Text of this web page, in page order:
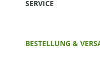
SERVICE
BESTELLUNG &